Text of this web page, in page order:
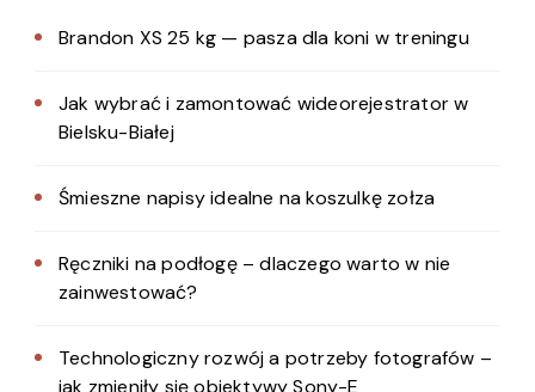
Brandon XS 25 kg — pasza dla koni w treningu
Jak wybrać i zamontować wideorejestrator w
Bielsku-Białej
Śmieszne napisy idealne na koszulkę zołza
Ręczniki na podłogę – dlaczego warto w nie
zainwestować?
Technologiczny rozwój a potrzeby fotografów –
jak zmieniły się obiektywy Sony-E